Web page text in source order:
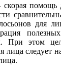
помощь
для
При этом
лица следует